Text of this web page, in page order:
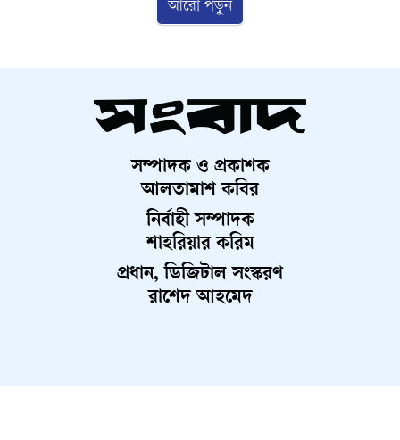
আরো পড়ুন
সম্পাদক ও প্রকাশক
আলতামাশ কবির
নির্বাহী সম্পাদক
শাহরিয়ার করিম
প্রধান, ডিজিটাল সংস্করণ
রাশেদ আহমেদ